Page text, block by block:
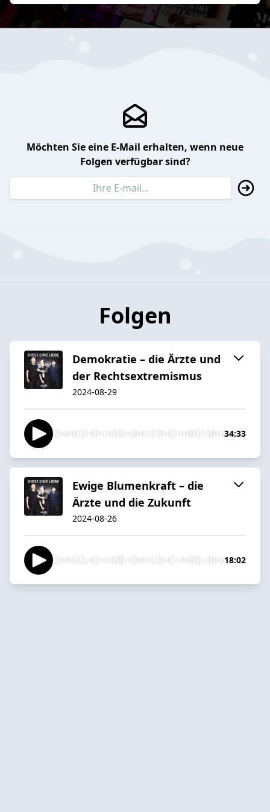
Möchten Sie eine E-Mail erhalten, wenn neue
Folgen verfügbar sind?
Folgen
Demokratie – die Ärzte und
der Rechtsextremismus
2024-08-29
34:33
Ewige Blumenkraft – die
Ärzte und die Zukunft
2024-08-26
18:02